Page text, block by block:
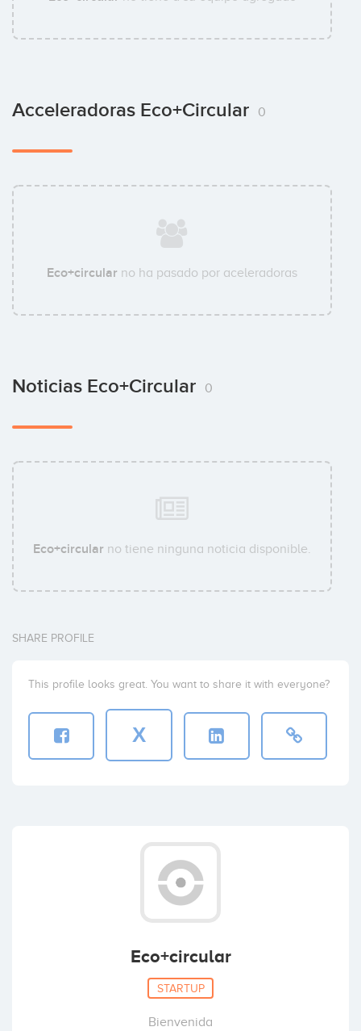
Acceleradoras Eco+circular 0
Eco+circular no ha pasado por aceleradoras
Noticias Eco+circular 0
Eco+circular no tiene ninguna noticia disponible.
SHARE PROFILE
This profile looks great. You want to share it with everyone?
X
Eco+circular
STARTUP
Bienvenida